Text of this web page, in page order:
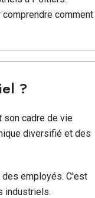
comment
?
son cadre de vie
diversifié et des
employés. C'est
industriels.